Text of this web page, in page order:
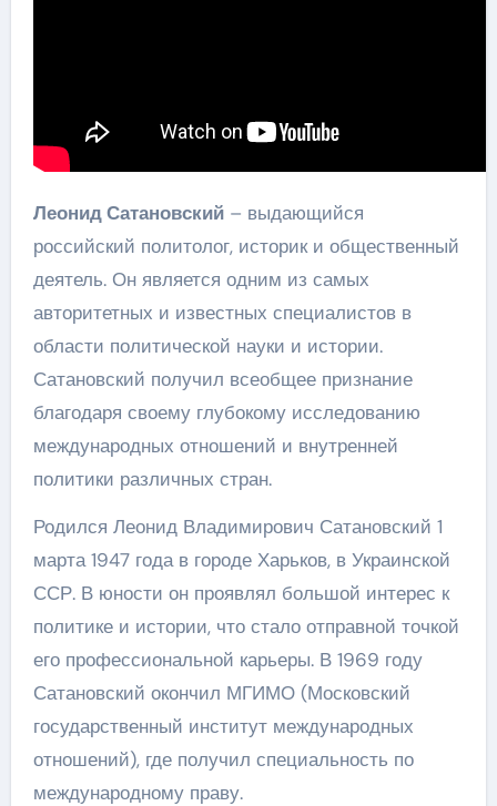
Леонид Сатановский– выдающийся
российский политолог, историк и общественный
деятель. Он является одним из самых
авторитетных и известных специалистов в
области политической науки и истории.
Сатановский получил всеобщее признание
благодаря своему глубокому исследованию
международных отношений и внутренней
политики различных стран.
Родился Леонид Владимирович Сатановский 1
марта 1947 года в городе Харьков, в Украинской
ССР. В юности он проявлял большой интерес к
политике и истории, что стало отправной точкой
его профессиональной карьеры. В 1969 году
Сатановский окончил МГИМО (Московский
государственный институт международных
отношений), где получил специальность по
международному праву.